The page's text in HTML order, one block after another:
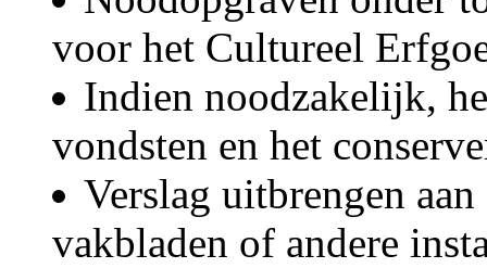
voor het Cultureel
Indien noodzakelijk,
vondsten en het
Verslag uitbrengen
vakbladen of andere